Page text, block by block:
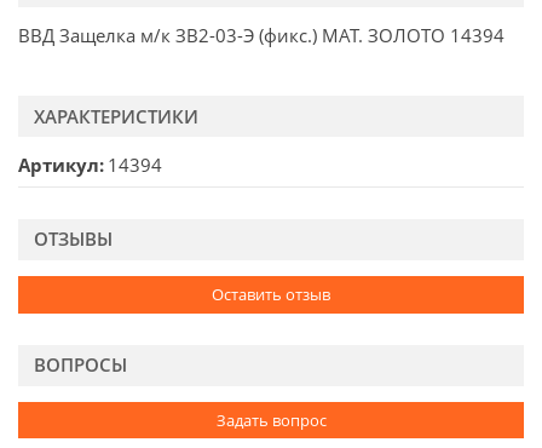
ВВД Защелка м/к ЗВ2-03-Э (фикс.) МАТ. ЗОЛОТО 14394
ХАРАКТЕРИСТИКИ
Артикул 14394
ОТЗЫВЫ
Оставить отзыв
ВОПРОСЫ
Задать вопрос